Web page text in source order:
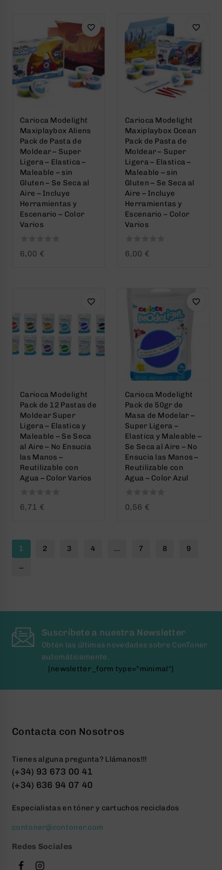
Carioca Modelight
Maxiplaybox Aliens
Pack de Pasta de
Moldear – Super
Ligera – Elastica –
Maleable – sin
Gluten – Se Seca al
Aire – Incluye
Herramientas y
Escenario – Color
Varios
0
6,00 €
Carioca Modelight
Maxiplaybox Ocean
Pack de Pasta de
Moldear – Super
Ligera – Elastica –
Maleable – sin
Gluten – Se Seca al
Aire – Incluye
Herramientas y
Escenario – Color
Varios
0
6,00 €
Carioca Modelight
Pack de 12 Pastas de
Moldear Super
Ligera – Elastica y
Maleable – Se Seca
al Aire – No Ensucia
las Manos –
Reutilizable con
Agua – Color Varios
0
6,71 €
Carioca Modelight
Pack de 50gr de
Masa de Modelar –
Super Ligera –
Elastica y Maleable –
Se Seca al Aire – No
Ensucia las Manos –
Reutilizable con
Agua – Color Azul
0
0,56 €
1 2 3 4 … 7 8 9
→
Suscríbete a nuestra Newsletter
Obtén las últimas novedades sobre ConToner
automáticamente.
[newsletter_form type="minimal"]
Contacta con Nosotros
Tienes alguna pregunta? Llámanos!!!
(+34) 93 673 00 41
(+34) 636 94 07 40
Especialistas en tóner y cartuchos reciclados
contoner@contoner.com
Redes Sociales